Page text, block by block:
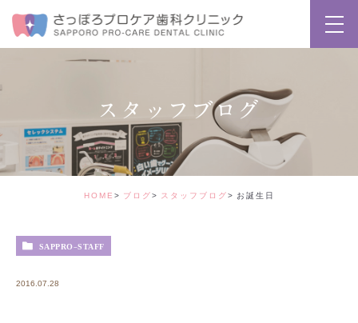
スタッフブログ
HOME ブログ スタッフブログ お誕生日
SAPPRO-STAFF
2016.07.28